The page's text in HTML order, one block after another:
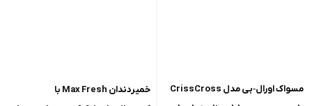
مسواک اورال‑بی مدل CrissCross
خمیردندان Max Fresh با